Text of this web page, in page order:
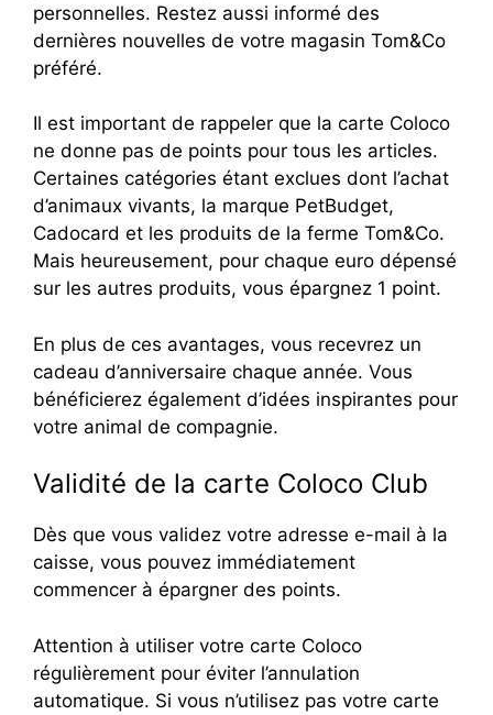
personnelles. Restez aussi informé des
dernières nouvelles de votre magasin Tom&Co
préféré.
Il est important de rappeler que la carte Coloco
ne donne pas de points pour tous les articles.
Certaines catégories étant exclues dont l’achat
d’animaux vivants, la marque PetBudget,
Cadocard et les produits de la ferme Tom&Co.
Mais heureusement, pour chaque euro dépensé
sur les autres produits, vous épargnez 1 point.
En plus de ces avantages, vous recevrez un
cadeau d’anniversaire chaque année. Vous
bénéficierez également d’idées inspirantes pour
votre animal de compagnie.
Validité de la carte Coloco Club
Dès que vous validez votre adresse e-mail à la
caisse, vous pouvez immédiatement
commencer à épargner des points.
Attention à utiliser votre carte Coloco
régulièrement pour éviter l’annulation
automatique. Si vous n’utilisez pas votre carte